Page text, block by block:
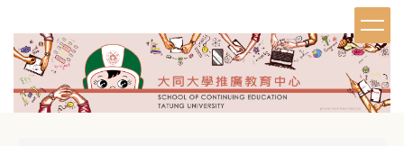
到
主
內